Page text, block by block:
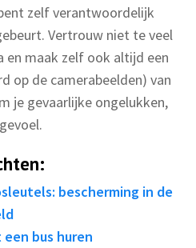
zelf verantwoordelijk
Vertrouw niet te veel
en maak zelf ook altijd een
op de camerabeelden) van
je gevaarlijke ongelukken,
bescherming in de
bus huren